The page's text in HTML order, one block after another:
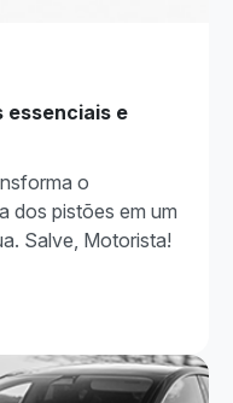
essenciais e
o
dos pistões em um
Salve, Motorista!